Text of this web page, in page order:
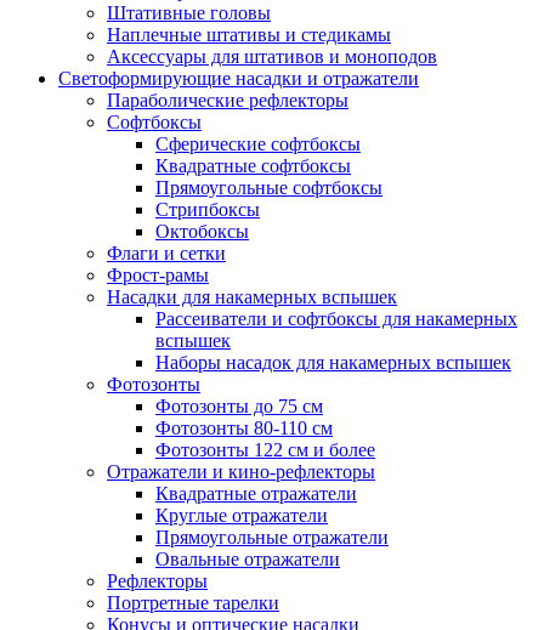
Штативные головы
Наплечные штативы и стедикамы
Аксессуары для штативов и моноподов
Светоформирующие насадки и отражатели
Параболические рефлекторы
Софтбоксы
Сферические софтбоксы
Квадратные софтбоксы
Прямоугольные софтбоксы
Стрипбоксы
Октобоксы
Флаги и сетки
Фрост-рамы
Насадки для накамерных вспышек
Рассеиватели и софтбоксы для накамерных
вспышек
Наборы насадок для накамерных вспышек
Фотозонты
Фотозонты до 75 см
Фотозонты 80-110 см
Фотозонты 122 см и более
Отражатели и кино-рефлекторы
Квадратные отражатели
Круглые отражатели
Прямоугольные отражатели
Овальные отражатели
Рефлекторы
Портретные тарелки
Конусы и оптические насадки